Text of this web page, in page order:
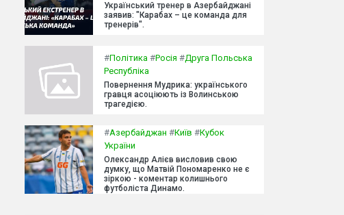
Український тренер в Азербайджані
заявив: "Карабах – це команда для
тренерів".
#Політика #Росія #Друга Польська
Республіка
Повернення Мудрика: українського
гравця асоціюють із Волинською
трагедією.
#Азербайджан #Київ #Кубок
України
Олександр Алієв висловив свою
думку, що Матвій Пономаренко не є
зіркою - коментар колишнього
футболіста Динамо.